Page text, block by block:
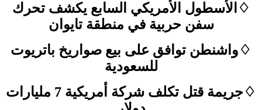
♢الأسطول الأمريكي السابع يكشف تحرك
سفن حربية في منطقة تايوان
♢واشنطن توافق على بيع صواريخ باتريوت
للسعودية
♢جريمة قتل تكلف شركة أمريكية 7 مليارات